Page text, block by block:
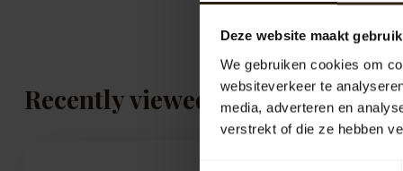
Deze website maakt
We gebruiken cookies om
websiteverkeer te
media, adverteren en
verstrekt of die ze hebben
Recently viewed